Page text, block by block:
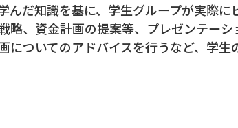
だ知識を基に、学生グループが実際
略、資金計画の提案等、プレゼンテー
についてのアドバイスを行うなど、学